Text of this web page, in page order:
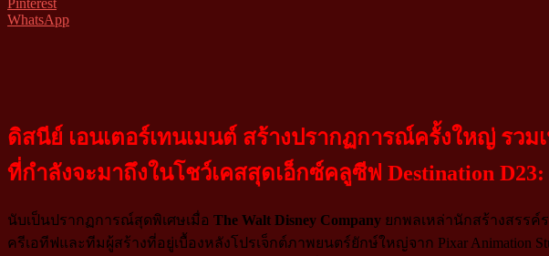
WhatsApp
ดิสนีย์ เอนเตอร์เทนเมนต์ สร้างปรากฏการณ์ครั้งใหญ่ รวม
ที่กำลังจะมาถึงในโชว์เคสสุดเอ็กซ์คลูซีฟ Destination
นับเป็นปรากฏการณ์สุดพิเศษเมื่อ The Walt Disney Company ยกพลเหล่านักสร้างสรรค์
ครีเอทีฟและทีมผู้สร้างที่อยู่เบื้องหลังโปรเจ็กต์ภาพยนตร์ยักษ์ใหญ่จาก Pixar Animation